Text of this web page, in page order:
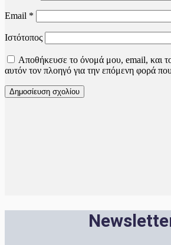
Email *
Ιστότοπος
Αποθήκευσε το όνομά μου, email, και
αυτόν τον πλοηγό για την επόμενη φορά